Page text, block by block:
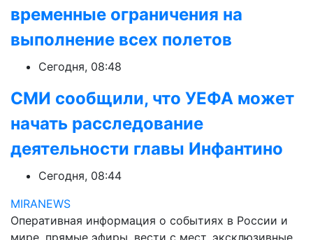
временные ограничения на
выполнение всех полетов
Сегодня, 08:48
СМИ сообщили, что УЕФА может
начать расследование
деятельности главы Инфантино
Сегодня, 08:44
MIRANEWS
Оперативная информация о событиях в России и
мире, прямые эфиры, вести с мест, эксклюзивные